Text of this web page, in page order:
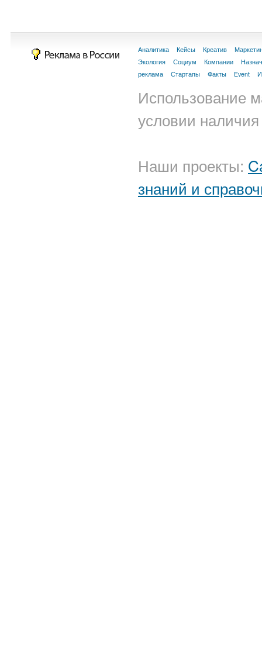
Аналитика Кейсы Креатив
Экология
Социум Компании
реклама
Стартапы Факты Event
Использование
условии
Наши проекты:
знаний и